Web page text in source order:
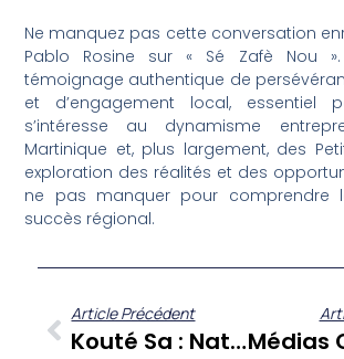
Ne manquez pas cette conversation
Pablo Rosine sur « Sé Zafè Nou
témoignage authentique de
et d’engagement local, essentiel
s’intéresse au dynamisme
Martinique et, plus largement, des
exploration des réalités et des
ne pas manquer pour comprendre
succès régional.
Article Précédent
Kouté Sa : Nathalie Chillan Présente Kayso, Une Assistance Innovante Pour Les Patients Ultramarins En Hexagone